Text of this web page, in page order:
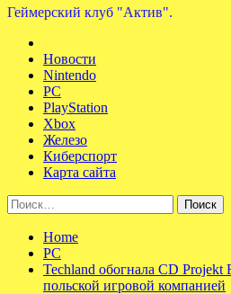
Геймерский клуб "Актив".
Новости
Nintendo
PC
PlayStation
Xbox
Железо
Киберспорт
Карта сайта
Найти:
Home
PC
Techland обогнала CD Projekt
польской игровой компанией